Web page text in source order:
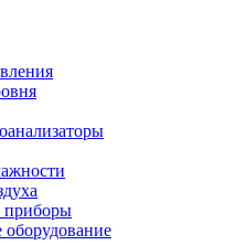
приборы
оборудование